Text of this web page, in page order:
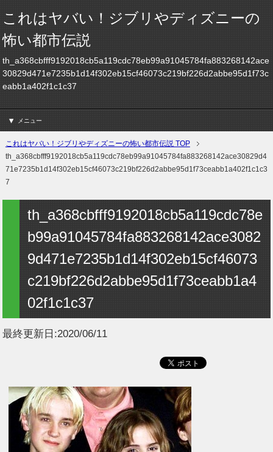
これはヤバい！ジブリやディズニーの
怖い都市伝説
th_a368cbfff9192018cb5a119cdc78eb99a91045784fa883268142ace
30829d471e7235b1d14f302eb15cf46073c219bf226d2abbe95d1f73c
eabb1a402f1c1c37
メニュー
これはヤバい！ジブリやディズニーの怖い都市伝説 TOP
th_a368cbfff9192018cb5a119cdc78eb99a91045784fa883268142ace30829d4
71e7235b1d14f302eb15cf46073c219bf226d2abbe95d1f73ceabb1a402f1c1c3
7
th_a368cbfff9192018cb5a119cdc78e
b99a91045784fa883268142ace3082
9d471e7235b1d14f302eb15cf46073
c219bf226d2abbe95d1f73ceabb1a4
02f1c1c37
最終更新日:2020/06/11